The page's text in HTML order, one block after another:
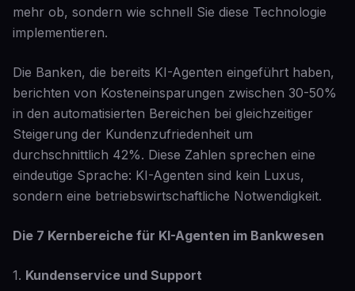
mehr ob, sondern wie schnell Sie diese Technologie
implementieren.
Die Banken, die bereits KI-Agenten eingeführt haben,
berichten von Kosteneinsparungen zwischen 30-50%
in den automatisierten Bereichen bei gleichzeitiger
Steigerung der Kundenzufriedenheit um
durchschnittlich 42%. Diese Zahlen sprechen eine
eindeutige Sprache: KI-Agenten sind kein Luxus,
sondern eine betriebswirtschaftliche Notwendigkeit.
Die 7 Kernbereiche für KI-Agenten im Bankwesen
1. Kundenservice und Support